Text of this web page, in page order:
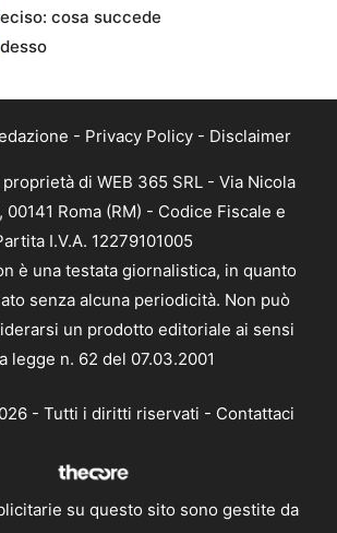
cosa succede
- Privacy Policy - Disclaimer
di WEB 365 SRL - Via Nicola
00141 Roma (RM) - Codice Fiscale e
I.V.A. 12279101005
è una testata giornalistica, in quanto
senza alcuna periodicità. Non può
un prodotto editoriale ai sensi
legge n. 62 del 07.03.2001
- Tutti i diritti riservati - Contattaci
su questo sito sono gestite da